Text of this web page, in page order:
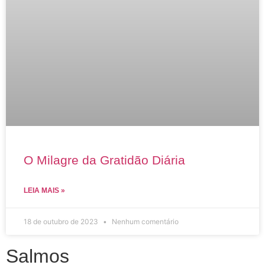
O Milagre da Gratidão Diária
LEIA MAIS »
18 de outubro de 2023 Nenhum comentário
Salmos